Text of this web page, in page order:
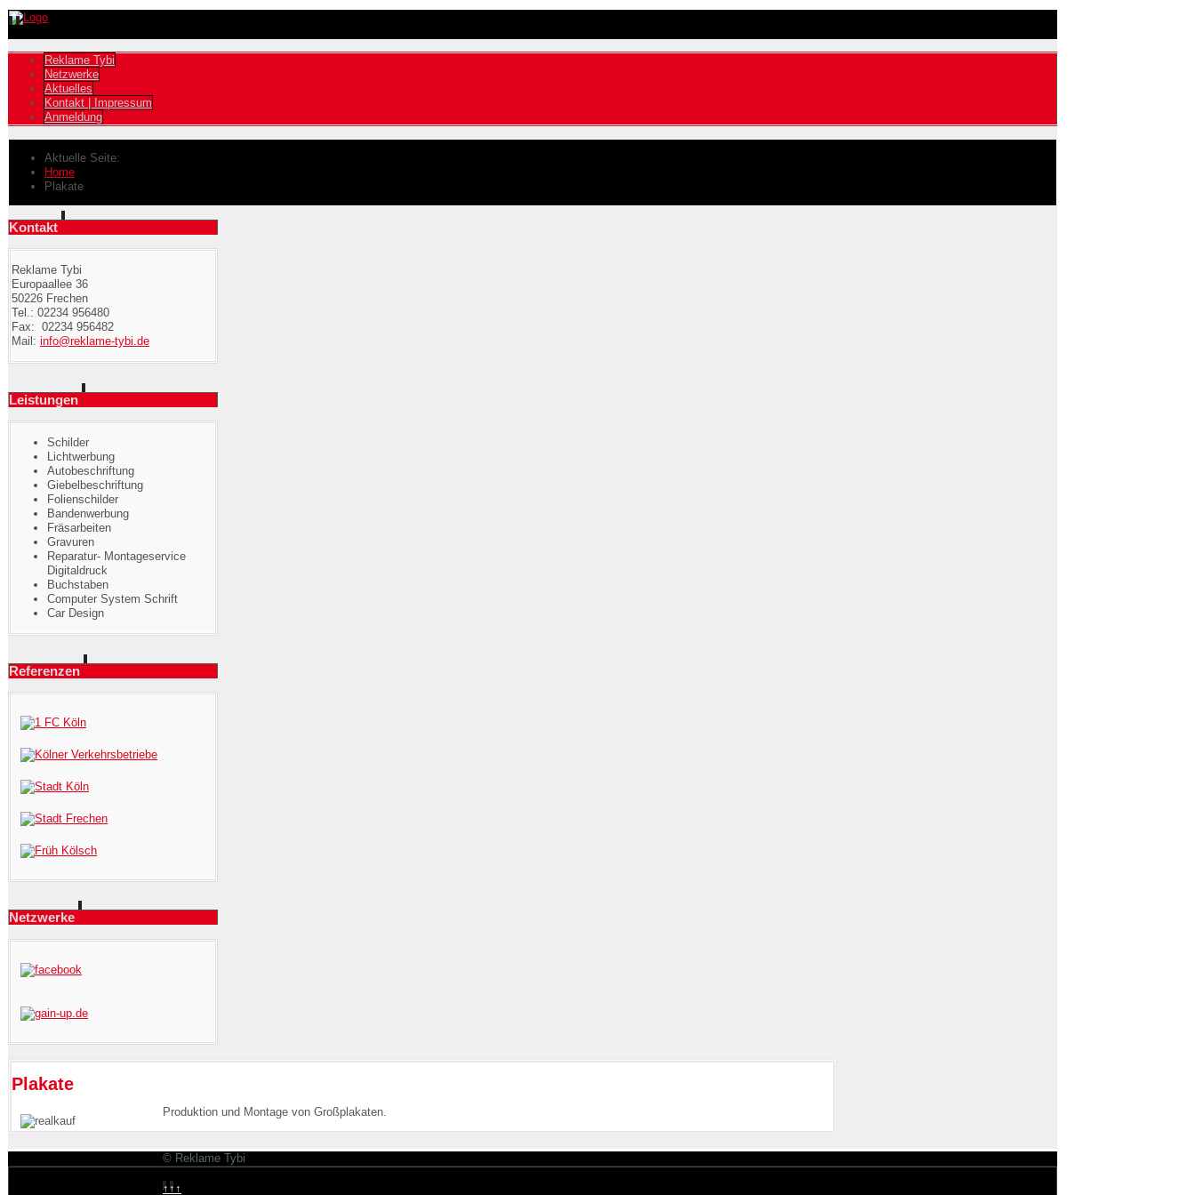
Reklame Tybi
Netzwerke
Aktuelles
Kontakt | Impressum
Anmeldung
Aktuelle Seite:
Home
Plakate
Kontakt
Reklame Tybi
Europaallee 36
50226 Frechen
Tel.: 02234 956480
Fax: 02234 956482
Mail: info@reklame-tybi.de
Leistungen
Schilder
Lichtwerbung
Autobeschriftung
Giebelbeschriftung
Folienschilder
Bandenwerbung
Fräsarbeiten
Gravuren
Reparatur- Montageservice
Digitaldruck
Buchstaben
Computer System Schrift
Car Design
Referenzen
Netzwerke
Plakate
Produktion und Montage von Großplakaten.
© Reklame Tybi
↑↑↑